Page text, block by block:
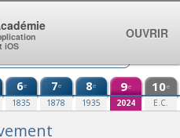
6e
1835
7e
1878
8e
1935
9e
2024
10e
E.C.
iOS
OUVRIR